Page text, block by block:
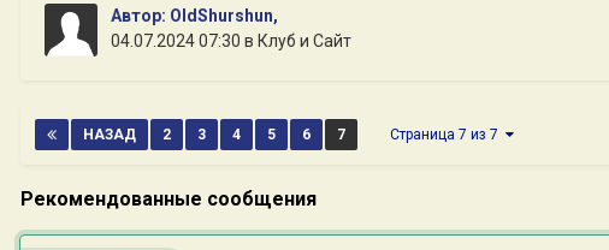
Автор: OldShurshun,
04.07.2024 07:30 в Клуб и Сайт
НАЗАД 2 3 4 5 6 7 Страница 7 из 7
Рекомендованные сообщения